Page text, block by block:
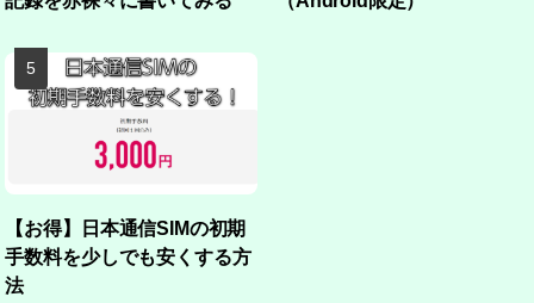
【お得】日本通信SIMの初期
手数料を少しでも安くする方
法